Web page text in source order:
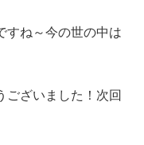
すね～今の世の中は
ございました！次回